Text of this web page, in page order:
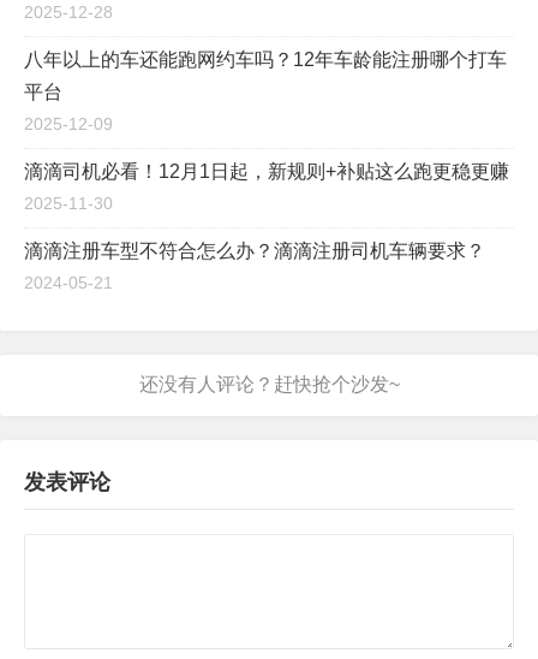
2025-12-28
八年以上的车还能跑网约车吗？12年车龄能注册哪个打车
平台
2025-12-09
滴滴司机必看！12月1日起，新规则+补贴这么跑更稳更赚
2025-11-30
滴滴注册车型不符合怎么办？滴滴注册司机车辆要求？
2024-05-21
发表评论